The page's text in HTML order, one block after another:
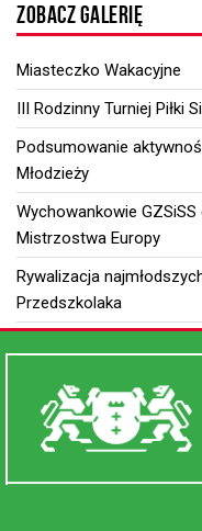
ZOBACZ GALERIĘ
Miasteczko Wakacyjne
III Rodzinny Turniej Piłki
Podsumowanie
Młodzieży
Wychowankowie
Mistrzostwa Europy
Rywalizacja
Przedszkolaka